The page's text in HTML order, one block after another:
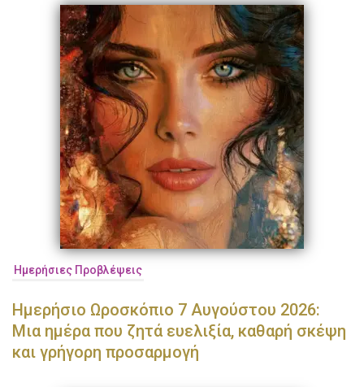
Ημερήσιες Προβλέψεις
Ημερήσιο Ωροσκόπιο 7 Αυγούστου 2026:
Μια ημέρα που ζητά ευελιξία, καθαρή σκέψη
και γρήγορη προσαρμογή